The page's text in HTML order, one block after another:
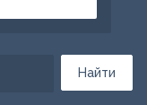
Найти